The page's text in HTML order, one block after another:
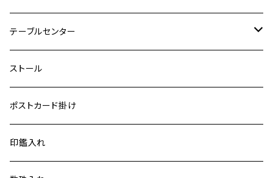
特裂
普通裂
テーブルセンター
中
小
大
ストール
ポストカード掛け
印鑑入れ